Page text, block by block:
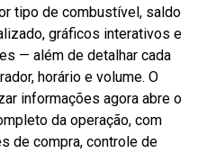
tipo de combustível, saldo
gráficos interativos e
— além de detalhar cada
horário e volume. O
informações agora abre o
da operação, com
de compra, controle de